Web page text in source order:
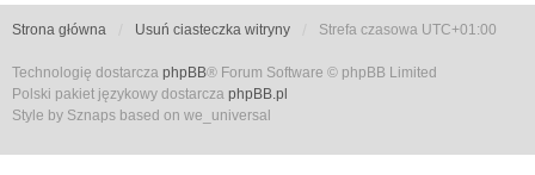
Strona główna Usuń ciasteczka witryny Strefa czasowa UTC+01:00
Technologię dostarcza phpBB® Forum Software © phpBB Limited
Polski pakiet językowy dostarcza phpBB.pl
Style by Sznaps based on we_universal